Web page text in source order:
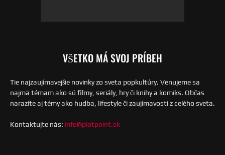
VŠETKO MÁ SVOJ PRÍBEH
Tie najzaujímavejšie novinky zo sveta popkultúry. Venujeme sa
najmä témam ako sú filmy, seriály, hry či knihy a komiks. Občas
narazíte aj témy ako hudba, lifestyle či zaujímavosti z celého sveta.
Kontaktujte nás: info@plotpoint.sk